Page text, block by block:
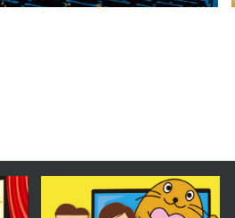
年01月24日 放送